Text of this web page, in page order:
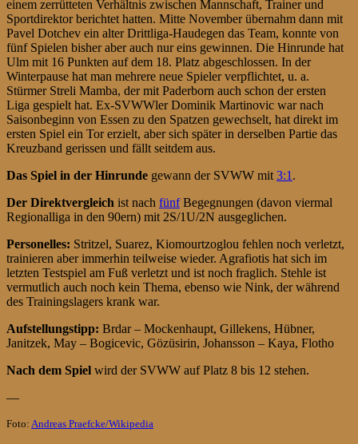
einem zerrütteten Verhältnis zwischen Mannschaft, Trainer und
Sportdirektor berichtet hatten. Mitte November übernahm dann mit
Pavel Dotchev ein alter Drittliga-Haudegen das Team, konnte von
fünf Spielen bisher aber auch nur eins gewinnen. Die Hinrunde hat
Ulm mit 16 Punkten auf dem 18. Platz abgeschlossen. In der
Winterpause hat man mehrere neue Spieler verpflichtet, u. a.
Stürmer Streli Mamba, der mit Paderborn auch schon der ersten
Liga gespielt hat. Ex-SVWWler Dominik Martinovic war nach
Saisonbeginn von Essen zu den Spatzen gewechselt, hat direkt im
ersten Spiel ein Tor erzielt, aber sich später in derselben Partie das
Kreuzband gerissen und fällt seitdem aus.
Das Spiel in der Hinrunde gewann der SVWW mit 3:1 .
Der Direktvergleich ist nach fünfBegegnungen (davon viermal
Regionalliga in den 90ern) mit 2S/1U/2N ausgeglichen.
Personelles: Stritzel, Suarez, Kiomourtzoglou fehlen noch verletzt,
trainieren aber immerhin teilweise wieder. Agrafiotis hat sich im
letzten Testspiel am Fuß verletzt und ist noch fraglich. Stehle ist
vermutlich auch noch kein Thema, ebenso wie Nink, der während
des Trainingslagers krank war.
Aufstellungstipp: Brdar – Mockenhaupt, Gillekens, Hübner,
Janitzek, May – Bogicevic, Gözüsirin, Johansson – Kaya, Flotho
Nach dem Spiel wird der SVWW auf Platz 8 bis 12 stehen.
—
Foto: Andreas Praefcke/Wikipedia